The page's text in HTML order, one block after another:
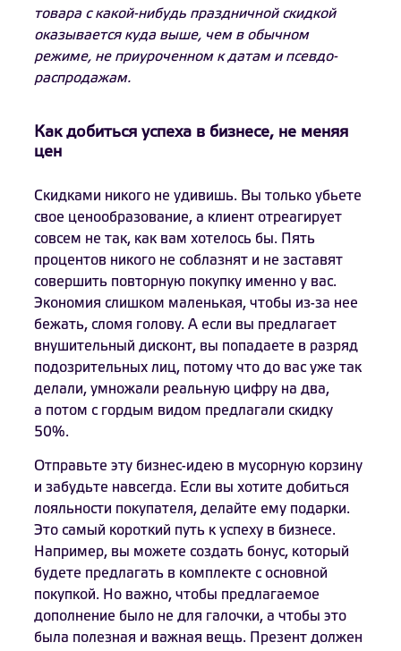
товара с какой-нибудь праздничной скидкой
оказывается куда выше, чем в обычном
режиме, не приуроченном к датам и псевдо-
распродажам.
Как добиться успеха в бизнесе, не меняя
цен
Скидками никого не удивишь. Вы только убьете
свое ценообразование, а клиент отреагирует
совсем не так, как вам хотелось бы. Пять
процентов никого не соблазнят и не заставят
совершить повторную покупку именно у вас.
Экономия слишком маленькая, чтобы из-за нее
бежать, сломя голову. А если вы предлагает
внушительный дисконт, вы попадаете в разряд
подозрительных лиц, потому что до вас уже так
делали, умножали реальную цифру на два,
а потом с гордым видом предлагали скидку
50%.
Отправьте эту бизнес-идею в мусорную корзину
и забудьте навсегда. Если вы хотите добиться
лояльности покупателя, делайте ему подарки.
Это самый короткий путь к успеху в бизнесе.
Например, вы можете создать бонус, который
будете предлагать в комплекте с основной
покупкой. Но важно, чтобы предлагаемое
дополнение было не для галочки, а чтобы это
была полезная и важная вещь. Презент должен